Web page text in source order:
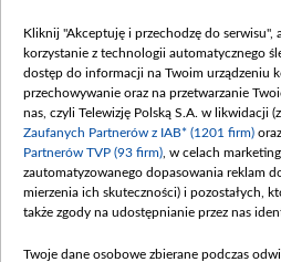
Kliknij "Akceptuję i przechodzę do serwisu",
korzystanie z technologii automatycznego
dostęp do informacji na Twoim urządzeniu
przechowywanie oraz na przetwarzanie
nas, czyli Telewizję Polską S.A. w likwidacji
Zaufanych Partnerów z IAB* (1201 firm)
Partnerów TVP (93 firm) , w celach
zautomatyzowanego dopasowania reklam
mierzenia ich skuteczności) i pozostałych,
także zgody na udostępnianie przez nas
Twoje dane osobowe zbierane podczas